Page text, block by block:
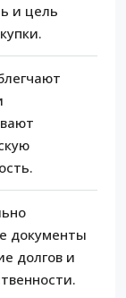
и цель
документы
долгов и